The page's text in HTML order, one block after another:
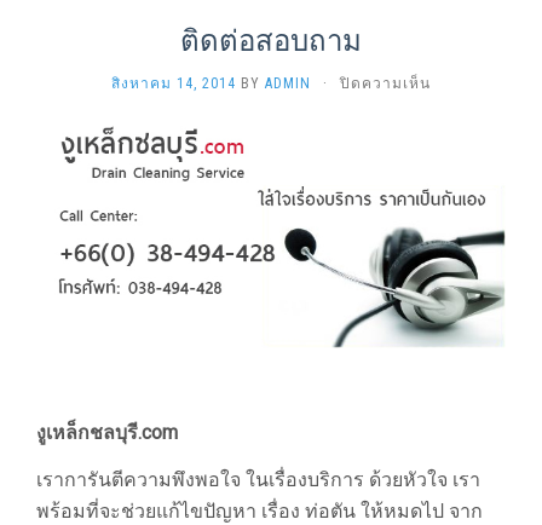
ติดต่อสอบถาม
สิงหาคม 14, 2014 BY ADMIN · ปิดความเห็น
งูเหล็กชลบุรี.com
เราการันตีความพึงพอใจ ในเรื่องบริการ ด้วยหัวใจ เรา
พร้อมที่จะช่วยแก้ไขปัญหา เรื่อง ท่อตัน ให้หมดไป จาก